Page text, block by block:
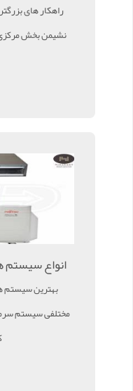
راهکار های
نشیمن بخش
انواع
بهترین سیستم
مختلفی سیستم